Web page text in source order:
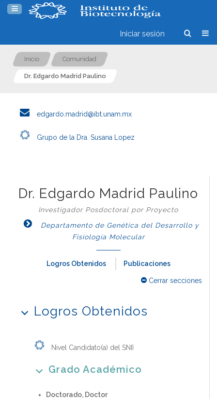
Iniciar sesión
Inicio Comunidad
Dr. Edgardo Madrid Paulino
edgardo.madrid@ibt.unam.mx
Grupo de la Dra. Susana Lopez
Dr. Edgardo Madrid Paulino
Investigador Posdoctoral por Proyecto
Departamento de Genética del Desarrollo y
Fisiología Molecular
Logros Obtenidos Publicaciones
Cerrar secciones
Logros Obtenidos
Nivel Candidato(a) del SNII
Grado Académico
Doctorado, Doctor